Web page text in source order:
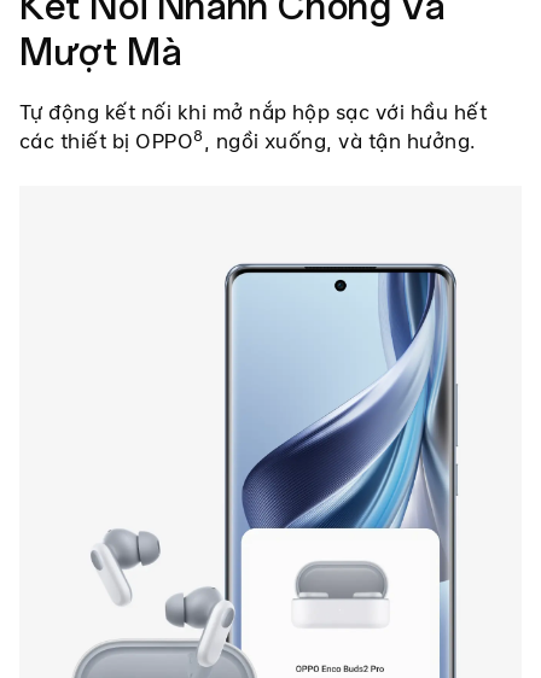
Mượt Mà
Tự động kết nối khi mở nắp hộp sạc với hầu hết
các thiết bị OPPO8 , ngồi xuống, và tận hưởng.